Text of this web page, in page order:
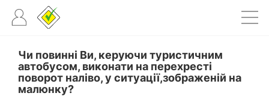
Чи повинні Ви, керуючи туристичним
автобусом, виконати на перехресті
поворот наліво, у ситуації,зображеній на
малюнку?